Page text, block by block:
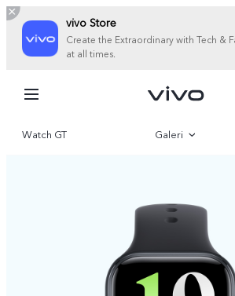
vivo Store
Create the Extraordinary with Tech &
at all times.
Keranjang
Masuk/Daftar
Watch GT Galeri